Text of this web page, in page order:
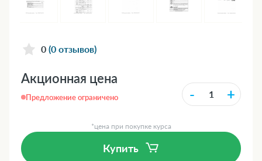
0 (0 отзывов)
Акционная цена
Предложение ограничено - +
*цена при покупке курса
Купить